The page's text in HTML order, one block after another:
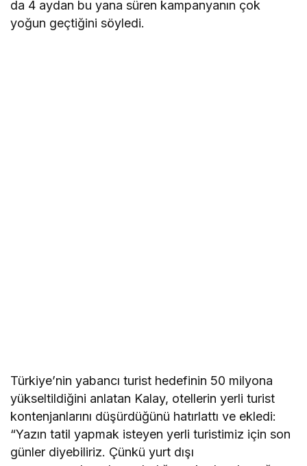
da 4 aydan bu yana süren kampanyanın çok
yoğun geçtiğini söyledi.
Türkiye’nin yabancı turist hedefinin 50 milyona
yükseltildiğini anlatan Kalay, otellerin yerli turist
kontenjanlarını düşürdüğünü hatırlattı ve ekledi:
“Yazın tatil yapmak isteyen yerli turistimiz için son
günler diyebiliriz. Çünkü yurt dışı